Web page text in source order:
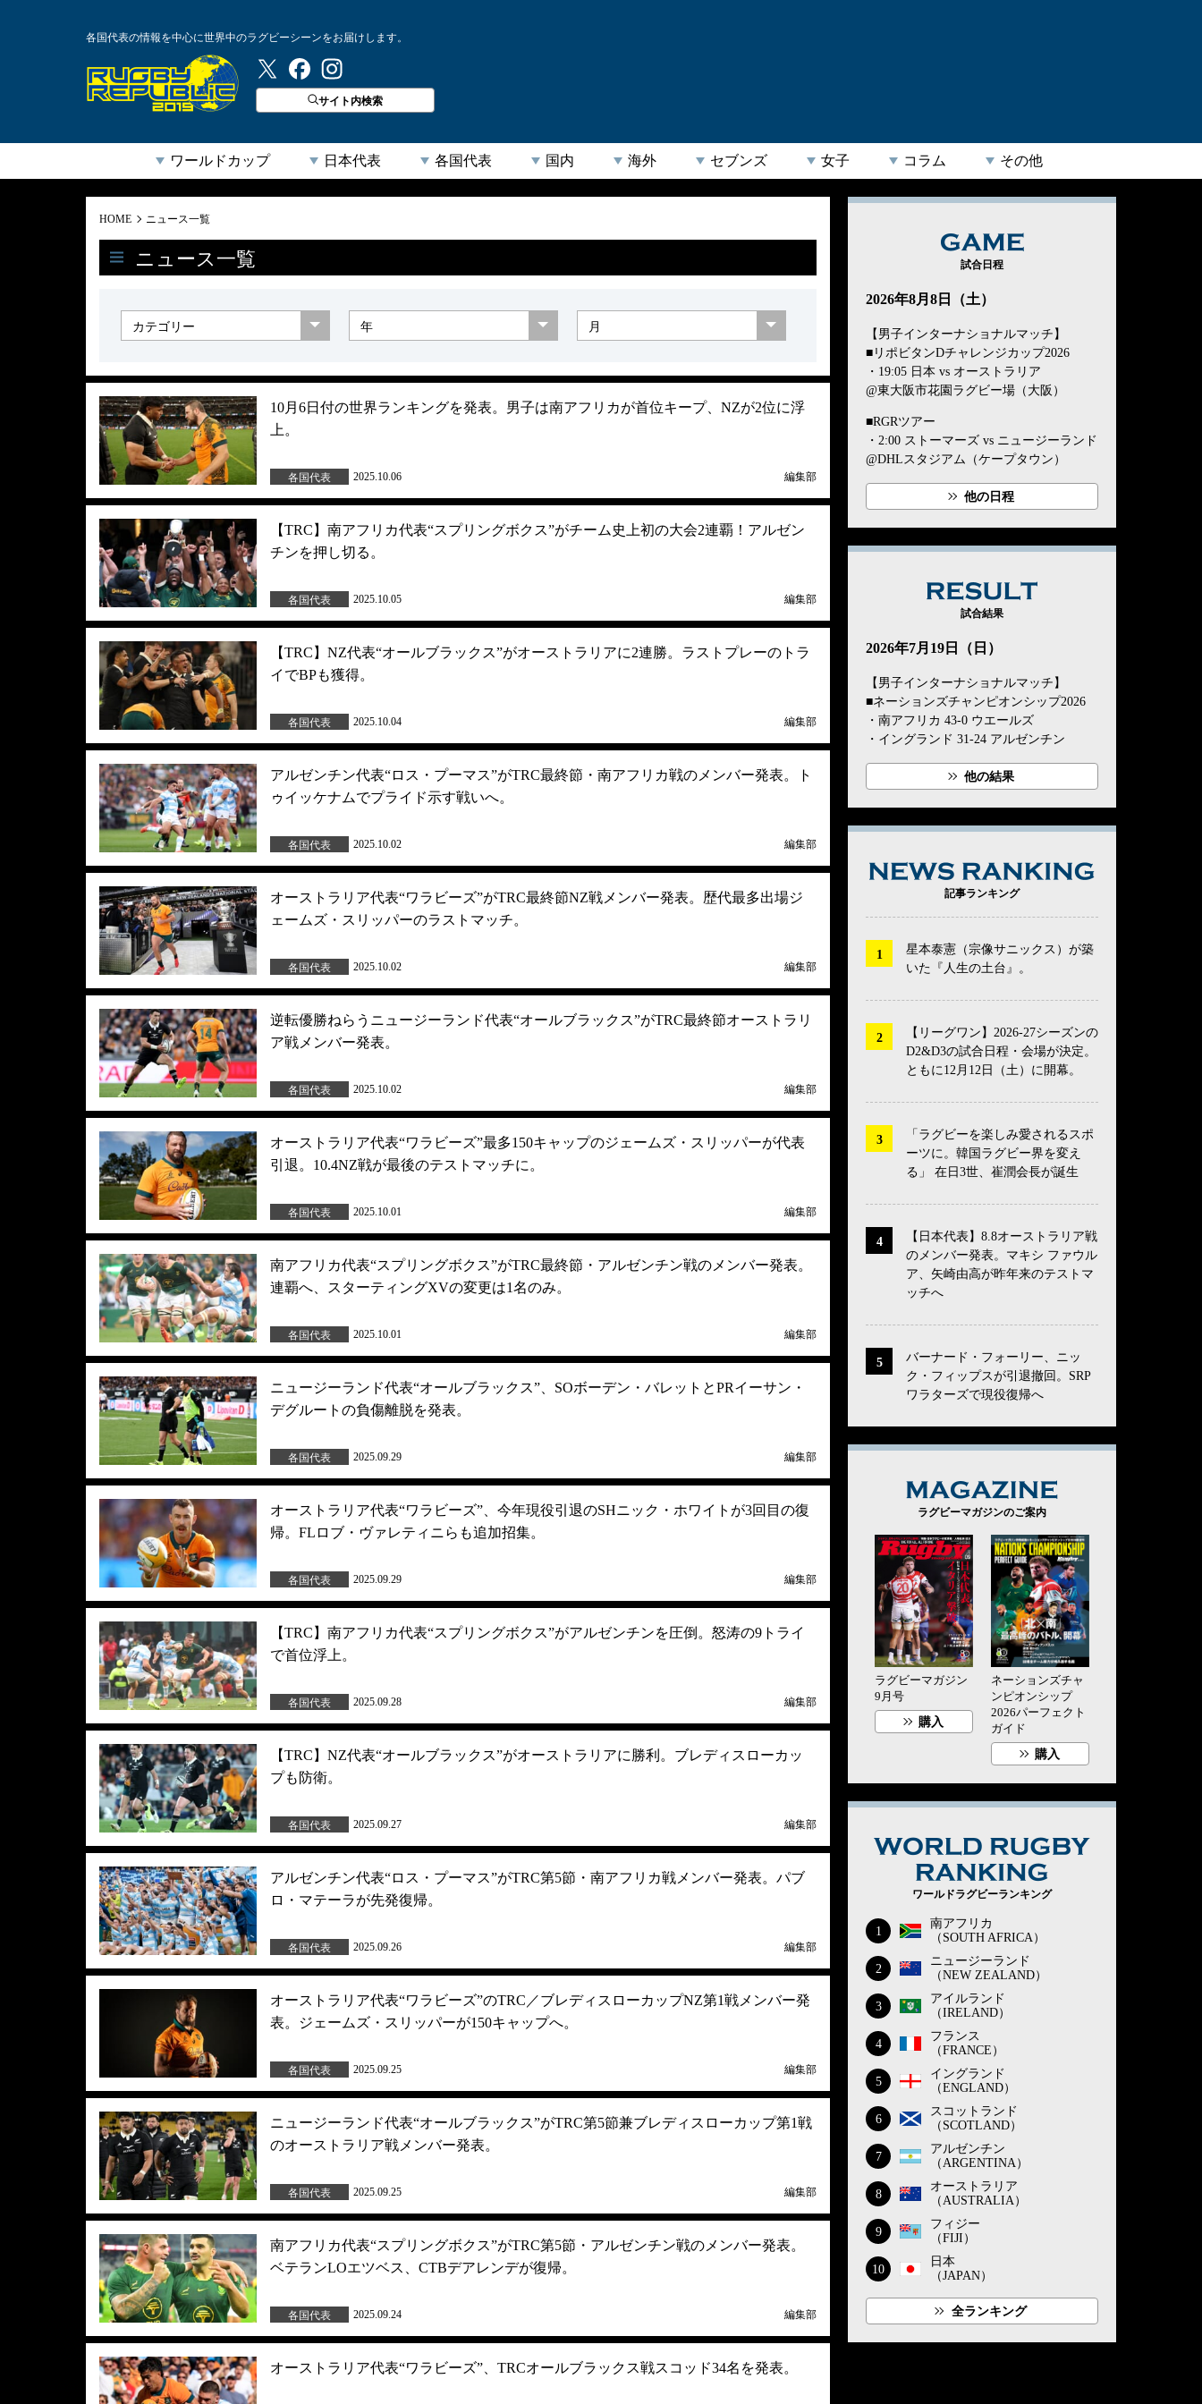
各国代表の情報を中心に世界中のラグビーシーンをお届けします。
ラグビーリパブリック
サイト内検索
ワールドカップ 日本代表 各国代表 国内 海外 セブンズ 女子 コラム その他
HOME ニュース一覧
ニュース一覧
10月6日付の世界ランキングを発表。男子は南アフリカが首位キープ、NZが2位に浮
上。
各国代表 2025.10.06 編集部
【TRC】南アフリカ代表“スプリングボクス”がチーム史上初の大会2連覇！アルゼン
チンを押し切る。
各国代表 2025.10.05 編集部
【TRC】NZ代表“オールブラックス”がオーストラリアに2連勝。ラストプレーのトラ
イでBPも獲得。
各国代表 2025.10.04 編集部
アルゼンチン代表“ロス・プーマス”がTRC最終節・南アフリカ戦のメンバー発表。ト
ゥイッケナムでプライド示す戦いへ。
各国代表 2025.10.02 編集部
オーストラリア代表“ワラビーズ”がTRC最終節NZ戦メンバー発表。歴代最多出場ジ
ェームズ・スリッパーのラストマッチ。
各国代表 2025.10.02 編集部
逆転優勝ねらうニュージーランド代表“オールブラックス”がTRC最終節オーストラリ
ア戦メンバー発表。
各国代表 2025.10.02 編集部
オーストラリア代表“ワラビーズ”最多150キャップのジェームズ・スリッパーが代表
引退。10.4NZ戦が最後のテストマッチに。
各国代表 2025.10.01 編集部
南アフリカ代表“スプリングボクス”がTRC最終節・アルゼンチン戦のメンバー発表。
連覇へ、スターティングXVの変更は1名のみ。
各国代表 2025.10.01 編集部
ニュージーランド代表“オールブラックス”、SOボーデン・バレットとPRイーサン・
デグルートの負傷離脱を発表。
各国代表 2025.09.29 編集部
オーストラリア代表“ワラビーズ”、今年現役引退のSHニック・ホワイトが3回目の復
帰。FLロブ・ヴァレティニらも追加招集。
各国代表 2025.09.29 編集部
【TRC】南アフリカ代表“スプリングボクス”がアルゼンチンを圧倒。怒涛の9トライ
で首位浮上。
各国代表 2025.09.28 編集部
【TRC】NZ代表“オールブラックス”がオーストラリアに勝利。ブレディスローカッ
プも防衛。
各国代表 2025.09.27 編集部
アルゼンチン代表“ロス・プーマス”がTRC第5節・南アフリカ戦メンバー発表。パブ
ロ・マテーラが先発復帰。
各国代表 2025.09.26 編集部
オーストラリア代表“ワラビーズ”のTRC／ブレディスローカップNZ第1戦メンバー発
表。ジェームズ・スリッパーが150キャップへ。
各国代表 2025.09.25 編集部
ニュージーランド代表“オールブラックス”がTRC第5節兼ブレディスローカップ第1戦
のオーストラリア戦メンバー発表。
各国代表 2025.09.25 編集部
南アフリカ代表“スプリングボクス”がTRC第5節・アルゼンチン戦のメンバー発表。
ベテランLOエツベス、CTBデアレンデが復帰。
各国代表 2025.09.24 編集部
オーストラリア代表“ワラビーズ”、TRCオールブラックス戦スコッド34名を発表。
GAME
試合日程
2026年8月8日（土）
【男子インターナショナルマッチ】
■リポビタンDチャレンジカップ2026
・19:05 日本 vs オーストラリア
@東大阪市花園ラグビー場（大阪）
■RGRツアー
・2:00 ストーマーズ vs ニュージーランド
@DHLスタジアム（ケープタウン）
他の日程
試合結果
2026年7月19日（日）
【男子インターナショナルマッチ】
■ネーションズチャンピオンシップ2026
・南アフリカ 43-0 ウエールズ
・イングランド 31-24 アルゼンチン
他の結果
記事ランキング
星本泰憲（宗像サニックス）が築
いた『人生の土台』。
【リーグワン】2026-27シーズンの
D2&D3の試合日程・会場が決定。
ともに12月12日（土）に開幕。
「ラグビーを楽しみ愛されるスポ
ーツに。韓国ラグビー界を変え
る」 在日3世、崔潤会長が誕生
【日本代表】8.8オーストラリア戦
のメンバー発表。マキシ ファウル
ア、矢崎由高が昨年来のテストマ
ッチへ
バーナード・フォーリー、ニッ
ク・フィップスが引退撤回。SRP
ワラターズで現役復帰へ
ラグビーマガジンのご案内
ラグビーマガジン
9月号
購入
ネーションズチャ
ンピオンシップ
2026パーフェクト
ガイド
購入
ワールドラグビーランキング
1
南アフリカ
（SOUTH AFRICA）
2
ニュージーランド
（NEW ZEALAND）
3
アイルランド
（IRELAND）
4
フランス
（FRANCE）
5
イングランド
（ENGLAND）
6
スコットランド
（SCOTLAND）
7
アルゼンチン
（ARGENTINA）
8
オーストラリア
（AUSTRALIA）
9
フィジー
（FIJI）
10
日本
（JAPAN）
全ランキング